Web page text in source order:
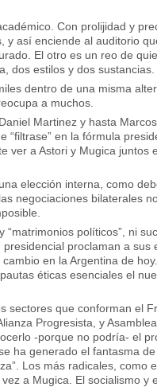
Con prolijidad y
y así enciende al auditorio
El otro es un reo de
dos estilos y dos sustancias.
dentro de una misma
a muchos.
Martinez y hasta
“filtrase” en la fórmula
ver a Astori y Mugica juntos
elección interna, como
negociaciones bilaterales
“matrimonios políticos”, ni
proclaman a
cambio en la Argentina de
éticas esenciales el
sectores que conforman el
Progresista, y
-porque no podría- el
ha generado el fantasma
Los más radicales, como
a Mugica. El socialismo y